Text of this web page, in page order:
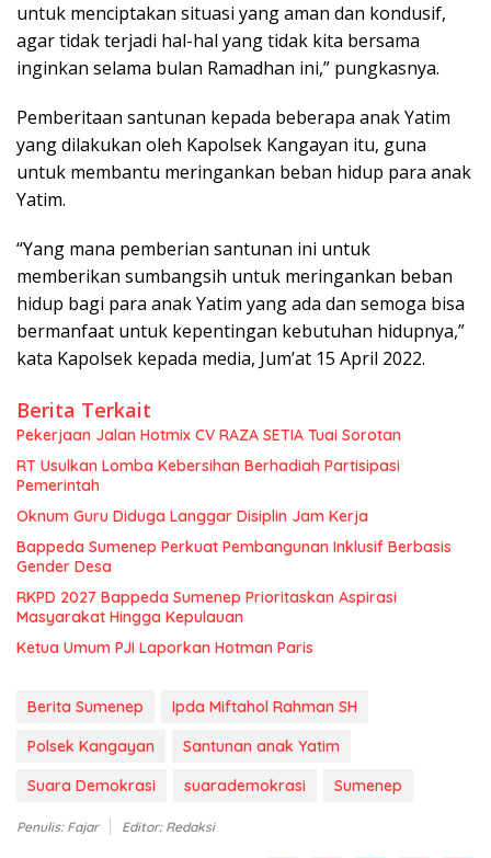
untuk menciptakan situasi yang aman dan kondusif,
agar tidak terjadi hal-hal yang tidak kita bersama
inginkan selama bulan Ramadhan ini,” pungkasnya.
Pemberitaan santunan kepada beberapa anak Yatim
yang dilakukan oleh Kapolsek Kangayan itu, guna
untuk membantu meringankan beban hidup para anak
Yatim.
“Yang mana pemberian santunan ini untuk
memberikan sumbangsih untuk meringankan beban
hidup bagi para anak Yatim yang ada dan semoga bisa
bermanfaat untuk kepentingan kebutuhan hidupnya,”
kata Kapolsek kepada media, Jum’at 15 April 2022.
Berita Terkait
Pekerjaan Jalan Hotmix CV RAZA SETIA Tuai Sorotan
RT Usulkan Lomba Kebersihan Berhadiah Partisipasi
Pemerintah
Oknum Guru Diduga Langgar Disiplin Jam Kerja
Bappeda Sumenep Perkuat Pembangunan Inklusif Berbasis
Gender Desa
RKPD 2027 Bappeda Sumenep Prioritaskan Aspirasi
Masyarakat Hingga Kepulauan
Ketua Umum PJI Laporkan Hotman Paris
Berita Sumenep
Ipda Miftahol Rahman SH
Polsek Kangayan
Santunan anak Yatim
Suara Demokrasi
suarademokrasi Sumenep
Penulis: Fajar Editor: Redaksi